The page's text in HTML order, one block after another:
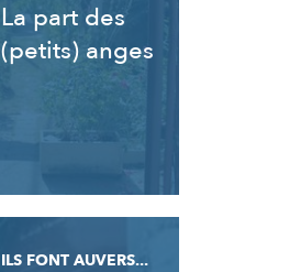
La part des
(petits) anges
ILS FONT AUVERS...